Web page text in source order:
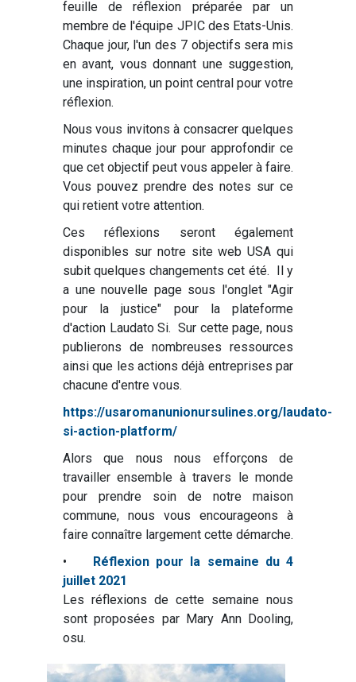
feuille de réflexion préparée par un
membre de l'équipe JPIC des Etats-Unis.
Chaque jour, l'un des 7 objectifs sera mis
en avant, vous donnant une suggestion,
une inspiration, un point central pour votre
réflexion.
Nous vous invitons à consacrer quelques
minutes chaque jour pour approfondir ce
que cet objectif peut vous appeler à faire.
Vous pouvez prendre des notes sur ce
qui retient votre attention.
Ces réflexions seront également
disponibles sur notre site web USA qui
subit quelques changements cet été. Il y
a une nouvelle page sous l'onglet "Agir
pour la justice" pour la plateforme
d'action Laudato Si. Sur cette page, nous
publierons de nombreuses ressources
ainsi que les actions déjà entreprises par
chacune d'entre vous.
https://usaromanunionursulines.org/laudato-
si-action-platform/
Alors que nous nous efforçons de
travailler ensemble à travers le monde
pour prendre soin de notre maison
commune, nous vous encourageons à
faire connaître largement cette démarche.
•
Réflexion pour la semaine du 4
juillet 2021
Les réflexions de cette semaine nous
sont proposées par Mary Ann Dooling,
osu.